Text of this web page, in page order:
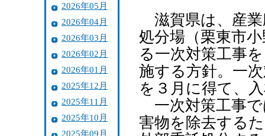
2026年05月
2026年04月
2026年03月
2026年02月
2026年01月
2025年12月
2025年11月
2025年10月
2025年09月
滋賀県は、産業
処分場（栗東市
る一次対策工事
施する方針。一
を３月に得て、
一次対策工事で
害物を除去する